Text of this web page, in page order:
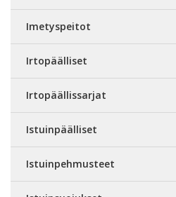
Imetyspeitot
Irtopäälliset
Irtopäällissarjat
Istuinpäälliset
Istuinpehmusteet